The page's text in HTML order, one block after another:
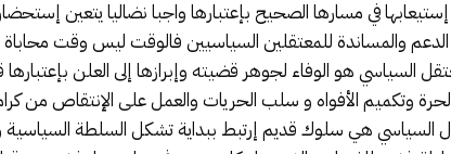
إستيعابها في مسارها الصحيح بإعتبارها واجبا نضاليا يتعين
والمساندة للمعتقلين السياسيين فالوقت ليس وقت محاباة
السياسي هو الوفاء لجوهر قضيته وإبرازها إلى العلن
وتكميم الأفواه و سلب الحريات والعمل على الإنتقاص
السياسي هي سلوك قديم إرتبط ببداية تشكل السلطة